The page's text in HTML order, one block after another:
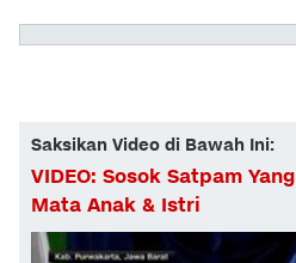
Saksikan Video di Bawah Ini:
VIDEO: Sosok Satpam
Mata Anak & Istri